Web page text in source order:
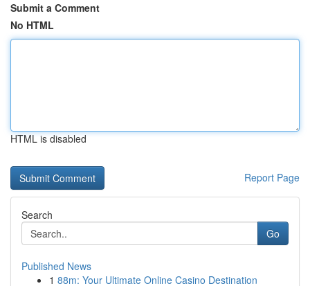
Submit a Comment
No HTML
HTML is disabled
Report Page
Search
Go
Published News
1 88m: Your Ultimate Online Casino Destination